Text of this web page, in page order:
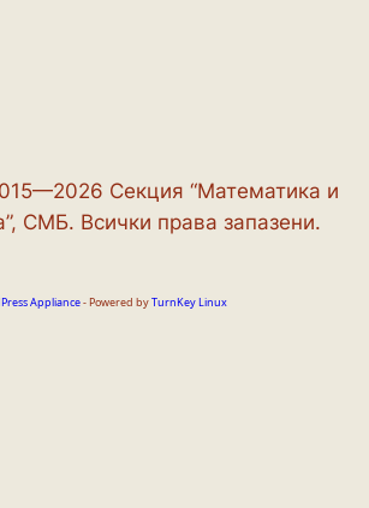
Секция “Математика и
СМБ. Всички права запазени.
Appliance- Powered byTurnKey Linux